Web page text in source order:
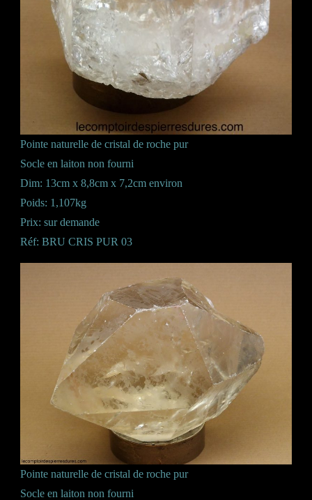
Pointe naturelle de cristal de roche pur
Socle en laiton non fourni
Dim: 13cm x 8,8cm x 7,2cm environ
Poids: 1,107kg
Prix: sur demande
Réf: BRU CRIS PUR 03
Pointe naturelle de cristal de roche pur
Socle en laiton non fourni